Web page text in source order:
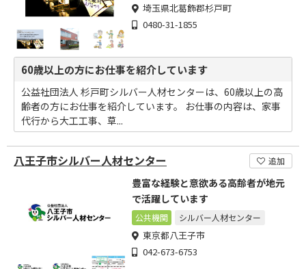
埼玉県北葛飾郡杉戸町
0480-31-1855
60歳以上の方にお仕事を紹介しています
公益社団法人 杉戸町シルバー人材センターは、60歳以上の高
齢者の方にお仕事を紹介しています。 お仕事の内容は、家事
代行から大工工事、草...
八王子市シルバー人材センター 追加
豊富な経験と意欲ある高齢者が地元
で活躍しています
公共機関 シルバー人材センター
東京都八王子市
042-673-6753